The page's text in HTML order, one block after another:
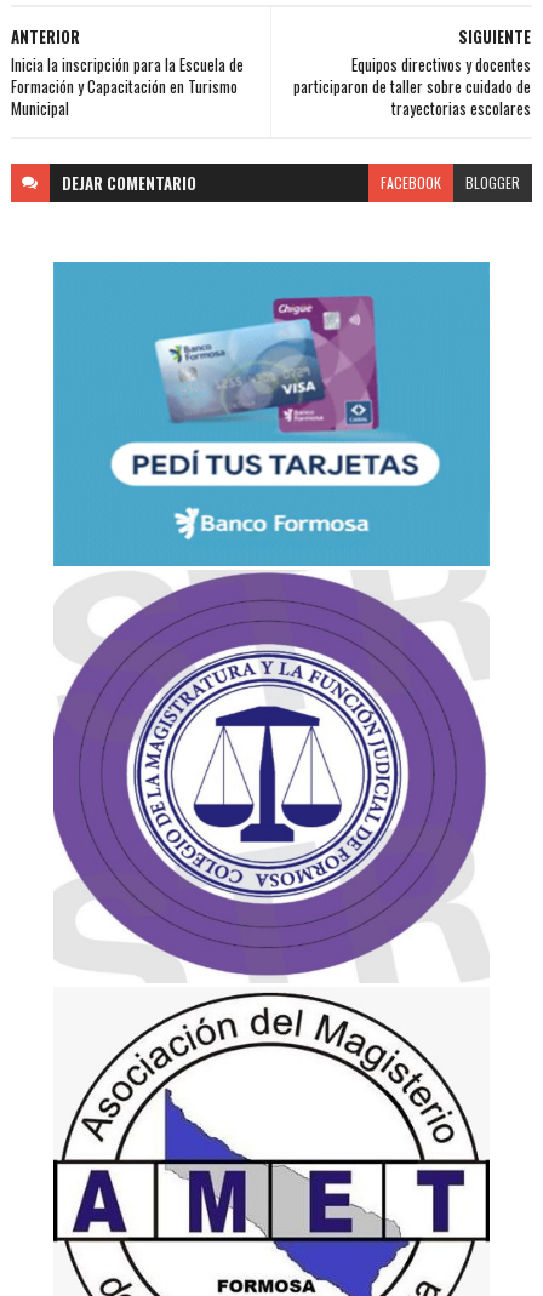
SIGUIENTE
Equipos directivos y docentes
participaron de taller sobre cuidado de
trayectorias escolares
ANTERIOR
Inicia la inscripción para la Escuela de
Formación y Capacitación en Turismo
Municipal
DEJAR COMENTARIO FACEBOOK BLOGGER